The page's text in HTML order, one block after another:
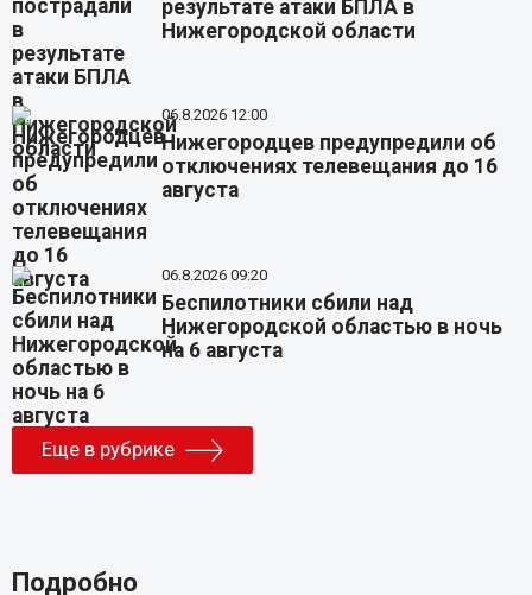
результате атаки БПЛА в
Нижегородской области
06.8.2026 12:00
Нижегородцев предупредили об
отключениях телевещания до 16
августа
06.8.2026 09:20
Беспилотники сбили над
Нижегородской областью в ночь
на 6 августа
Еще в рубрике
Подробно